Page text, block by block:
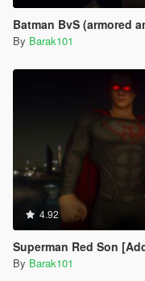
Batman BvS (armored
By Barak101
4.92
Superman Red Son
By Barak101